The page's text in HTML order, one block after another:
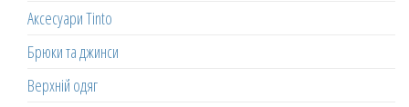
Аксесуари Tinto
Брюки та джинси
Верхній одяг